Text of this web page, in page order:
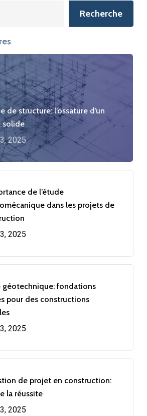
Recherche
de structure: l’ossature d’un
solide
2025
de l’étude
dans les projets de
2025
géotechnique: fondations
pour des constructions
2025
de projet en construction:
la réussite
2025